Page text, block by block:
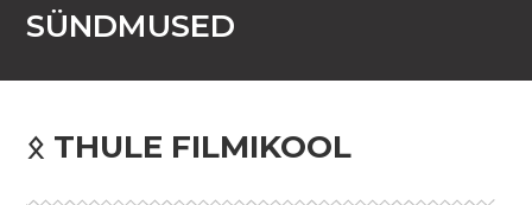
SÜNDMUSED
ᛟ THULE FILMIKOOL